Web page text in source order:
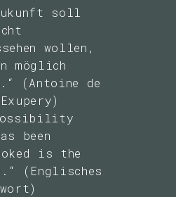
der
soll
wollen,
möglich
(Antoine de
been
is the
(Englisches